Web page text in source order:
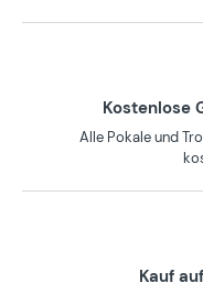
Kostenlose
Alle Pokale und
Kauf